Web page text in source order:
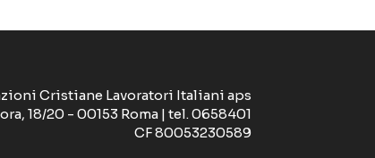
Cristiane Lavoratori Italiani aps
18/20 - 00153 Roma | tel. 0658401
CF 80053230589